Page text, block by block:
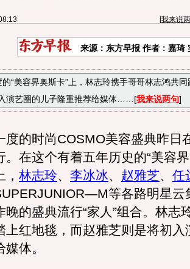
[我来说
来源：东方早报 作者：嘉琦
“美容界奥斯卡”上，林志玲携手哥哥林志鸿共
演艺圈的儿子隆重推荐给媒体……[我来说两句]
的时尚COSMO美容盛典昨日
。在这个有着五年历史的“美容
林志玲、 李冰冰、 赵雅芝、 任
等各路明星云
晚的盛典流行“家人”组合。林志
上红地毯，而赵雅芝则是将初入
体。